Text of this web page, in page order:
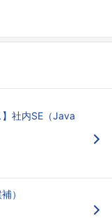
】社内SE（Java
）